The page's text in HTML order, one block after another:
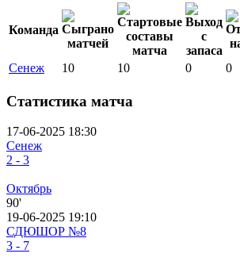
Команда
Сенеж 10 10 0 0
Статистика матча
17-06-2025 18:30
Сенеж
2 - 3
Октябрь
90'
19-06-2025 19:10
СДЮШОР №8
3 - 7